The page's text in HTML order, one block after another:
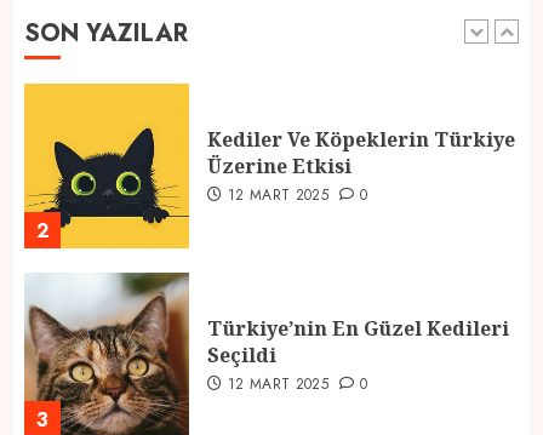
SON YAZILAR
1
2
Kediler Ve Köpeklerin Türkiye
Üzerine Etkisi
12 MART 2025 0
3
Türkiye’nin En Güzel Kedileri
Seçildi
12 MART 2025 0